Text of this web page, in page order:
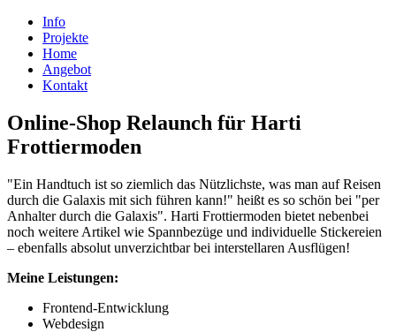
Info
Projekte
Home
Angebot
Kontakt
Online-Shop Relaunch für Harti
Frottiermoden
"Ein Handtuch ist so ziemlich das Nützlichste, was man auf Reisen
durch die Galaxis mit sich führen kann!" heißt es so schön bei "per
Anhalter durch die Galaxis". Harti Frottiermoden bietet nebenbei
noch weitere Artikel wie Spannbezüge und individuelle Stickereien
– ebenfalls absolut unverzichtbar bei interstellaren Ausflügen!
Meine Leistungen:
Frontend-Entwicklung
Webdesign